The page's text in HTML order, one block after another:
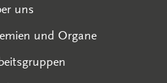
uns
und Organe